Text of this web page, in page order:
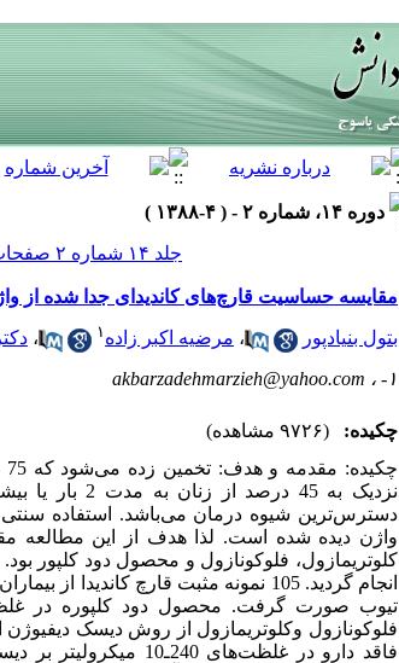
دوره ۱۴، شماره ۲ - ( ۴-۱۳۸۸ )
جلد ۱۴ شماره ۲ صفحات ۹۶-۸۷
مقایسه حساسیت قارچ‌های کاندیدای جدا شده از
بتول بنیادپور ، مرضیه اکبر زاده ۱ ،
۱- ،
akbarzadehmarzieh@yahoo.com
چکیده:
(۹۷۲۶ مشاهده)
نزدیک به 45
دسترس‌ترین شیوه درمان می‌باشد. استفاده سنتی
واژن دیده شده است. لذا هدف از این مطالعه
انجام گردید. 105 نمونه مثبت قارچ
تیوب صورت گرفت. محصول دود کلپوره در
فلوکونازول وکلوتریمازول از روش دیسک
فاقد دارو در